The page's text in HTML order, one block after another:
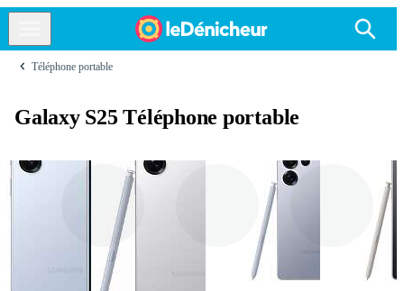
Téléphone portable
Galaxy S25 Téléphone portable
128Go